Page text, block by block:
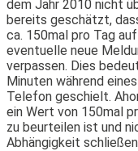
dem Jahr 2010 nicht
bereits geschätzt,
ca. 150mal pro Tag
eventuelle neue
verpassen. Dies
Minuten während
Telefon geschielt.
ein Wert von 150mal
zu beurteilen ist und
Abhängigkeit